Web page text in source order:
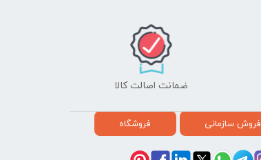
ضمانت اصالت کالا
فروش سازمانی فروشگاه